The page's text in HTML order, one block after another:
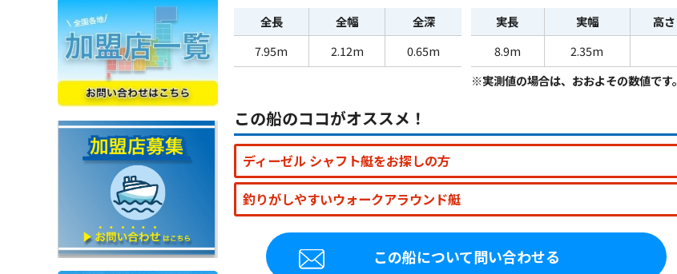
全長 全幅
全深
7.95m
2.12m 0.65m
実長 実幅
高さ
8.9m
2.35m
※実測値の場合は、おおよその数値です。
この船のココがオススメ！
ディーゼル シャフト艇をお探しの方
釣りがしやすいウォークアラウンド艇
この船について問い合わせる